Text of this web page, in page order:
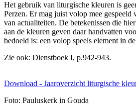
Het gebruik van liturgische kleuren is
Perzen. Er mag juist volop mee gespeeld
van actualiteiten. De betekenissen die
aan de kleuren geven daar handvatten
bedoeld is: een volop speels element in
Zie ook: Dienstboek I, p.942-943.
Download - Jaaroverzicht liturgische
Foto: Pauluskerk in Gouda